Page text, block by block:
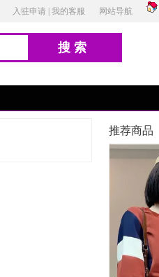
入驻申请 我的客服 网站导航
搜索
推荐商品